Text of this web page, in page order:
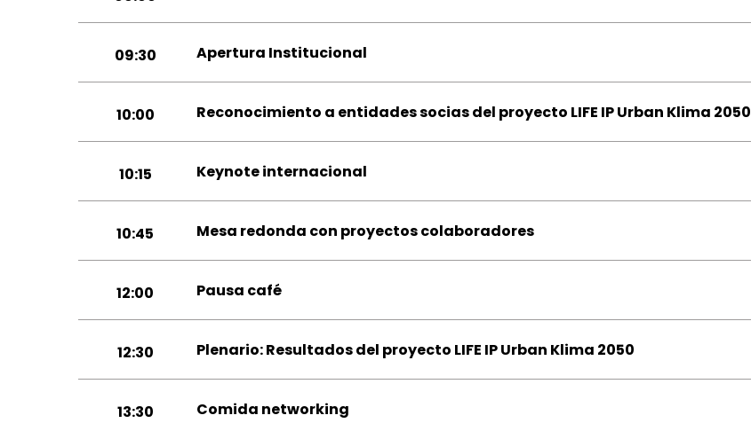
09:30 Apertura Institucional
10:00 Reconocimiento a entidades socias del proyecto LIFE IP Urban Klima 2050
10:15 Keynote internacional
10:45 Mesa redonda con proyectos colaboradores
12:00 Pausa café
12:30 Plenario: Resultados del proyecto LIFE IP Urban Klima 2050
13:30 Comida networking